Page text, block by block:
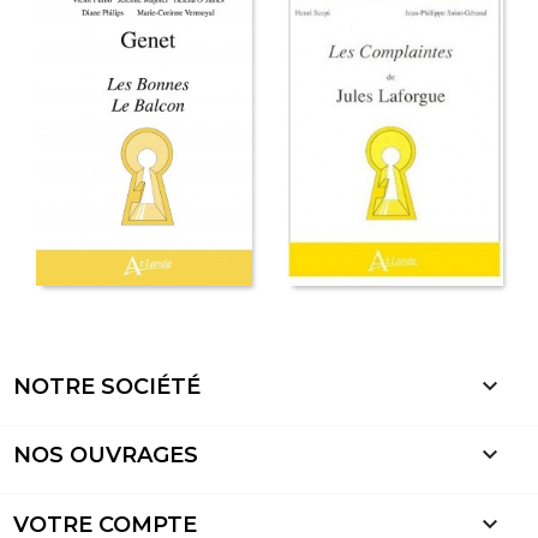
NOTRE SOCIÉTÉ 
NOS OUVRAGES 
VOTRE COMPTE 